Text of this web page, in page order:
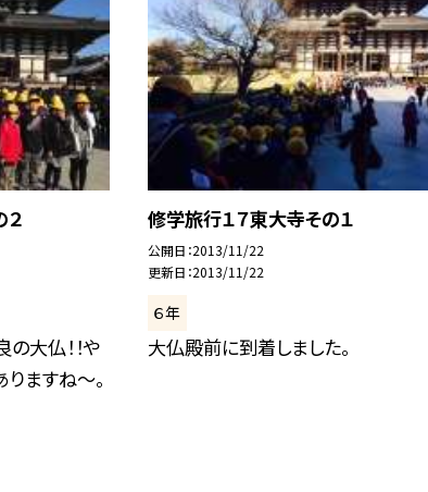
大仏！！や
ますね〜。
修学旅行１７東大寺その１
公開日 2013/11/22
更新日 2013/11/22
６年
大仏殿前に到着しました。